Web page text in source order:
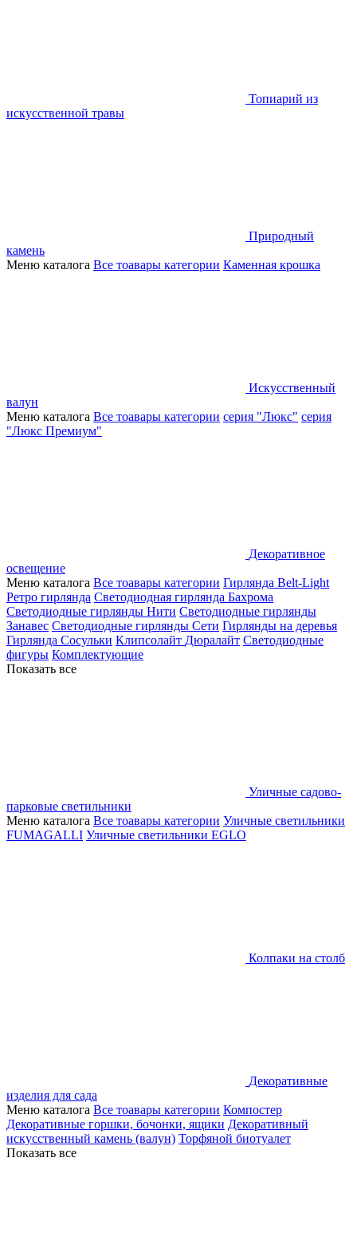
Топиарий из
искусственной травы
Природный
камень
Меню каталога Все тоавары категории Каменная крошка
Искусственный
валун
Меню каталога Все тоавары категории серия "Люкс" серия
"Люкс Премиум"
Декоративное
освещение
Меню каталога Все тоавары категории Гирлянда Belt-Light
Ретро гирлянда Светодиодная гирлянда Бахрома
Светодиодные гирлянды Нити Светодиодные гирлянды
Занавес Светодиодные гирлянды Сети Гирлянды на деревья
Гирлянда Сосульки Клипсолайт Дюралайт Светодиодные
фигуры Комплектующие
Показать все
Уличные садово-
парковые светильники
Меню каталога Все тоавары категории Уличные светильники
FUMAGALLI Уличные светильники EGLO
Колпаки на столб
Декоративные
изделия для сада
Меню каталога Все тоавары категории Компостер
Декоративные горшки, бочонки, ящики Декоративный
искусственный камень (валун) Торфяной биотуалет
Показать все